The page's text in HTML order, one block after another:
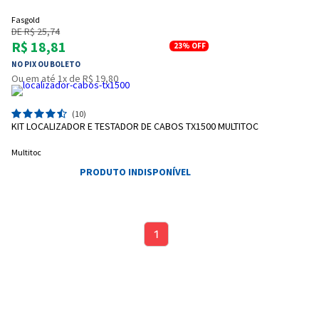
Entrega Flash
Retire na Loja
Fasgold
DE R$ 25,74
R$ 18,81
NO PIX OU BOLETO
23% OFF
Ou em até 1x de R$ 19,80
(10)
KIT LOCALIZADOR E TESTADOR DE CABOS TX1500 MULTITOC
Multitoc
PRODUTO INDISPONÍVEL
1